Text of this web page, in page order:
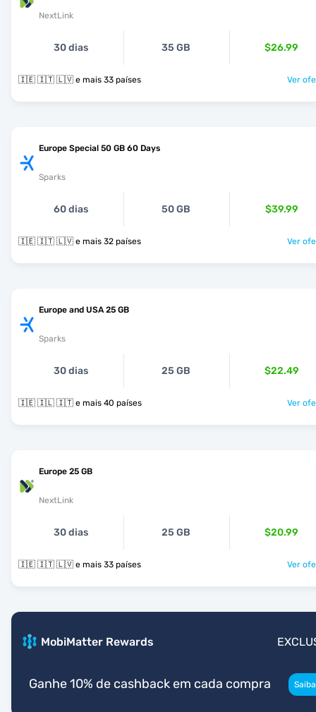
NextLink
30 dias 35 GB $26.99
🇮🇪 🇮🇹 🇱🇻 e mais 33 países Ver
Europe Special 50 GB 60 Days
Sparks
60 dias 50 GB $39.99
🇮🇪 🇮🇹 🇱🇻 e mais 32 países Ver
Europe and USA 25 GB
Sparks
30 dias 25 GB $22.49
🇮🇪 🇮🇱 🇮🇹 e mais 40 países Ver
Europe 25 GB
NextLink
30 dias 25 GB $20.99
🇮🇪 🇮🇹 🇱🇻 e mais 33 países Ver
MobiMatter Rewards
Ganhe 10% de cashback em cada compra